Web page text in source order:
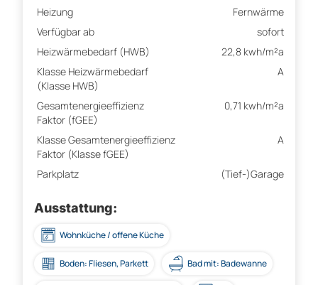
Heizung
Fernwärme
Verfügbar ab
sofort
Heizwärmebedarf (HWB)
22,8 kwh/m²a
Klasse Heizwärmebedarf
(Klasse HWB)
A
Gesamtenergieeffizienz
Faktor (fGEE)
0,71 kwh/m²a
Klasse Gesamtenergieeffizienz
Faktor (Klasse fGEE)
A
Parkplatz (Tief-)Garage
Ausstattung:
Wohnküche / offene Küche
Boden: Fliesen, Parkett Bad mit: Badewanne